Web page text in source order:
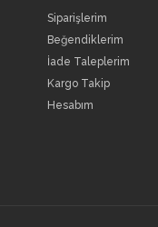
Siparişlerim
Beğendiklerim
İade Taleplerim
Kargo Takip
Hesabım